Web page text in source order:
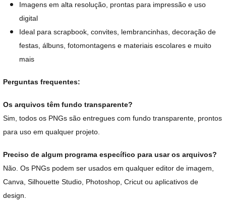
Imagens em alta resolução, prontas para impressão e uso
digital
Ideal para scrapbook, convites, lembrancinhas, decoração de
festas, álbuns, fotomontagens e materiais escolares e muito
mais
Perguntas frequentes:
Os arquivos têm fundo transparente?
Sim, todos os PNGs são entregues com fundo transparente, prontos
para uso em qualquer projeto.
Preciso de algum programa específico para usar os arquivos?
Não. Os PNGs podem ser usados em qualquer editor de imagem,
Canva, Silhouette Studio, Photoshop, Cricut ou aplicativos de
design.